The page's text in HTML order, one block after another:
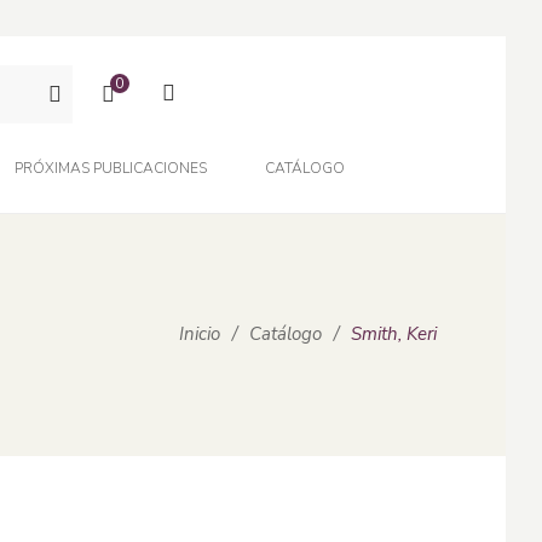
PRÓXIMAS PUBLICACIONES CATÁLOGO
0
Inicio / Catálogo / Smith, Keri